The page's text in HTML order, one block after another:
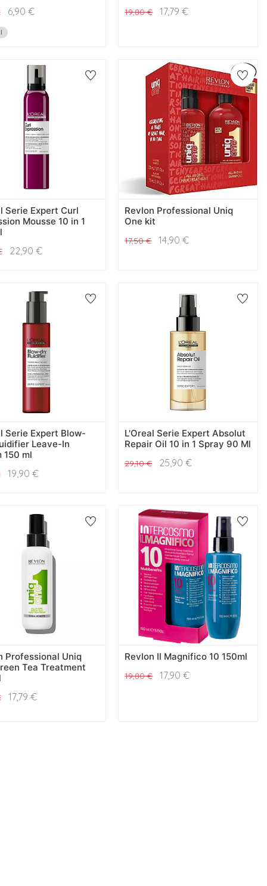
6,90 € 19,80€ 17,79 €
Serie Expert Curl
Mousse 10 in 1
22,90 €
Revlon Professional Uniq
One kit
17,50€ 14,90 €
Serie Expert Blow-
Leave-In
150 ml
19,90 €
L'Oreal Serie Expert Absolut
Repair Oil 10 in 1 Spray 90 Ml
29,10€ 25,90 €
Professional Uniq
Tea Treatment
17,79 €
Revlon Il Magnifico 10 150ml
19,80€ 17,90 €